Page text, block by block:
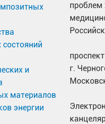
и
материалов
энергии
проблем
г.